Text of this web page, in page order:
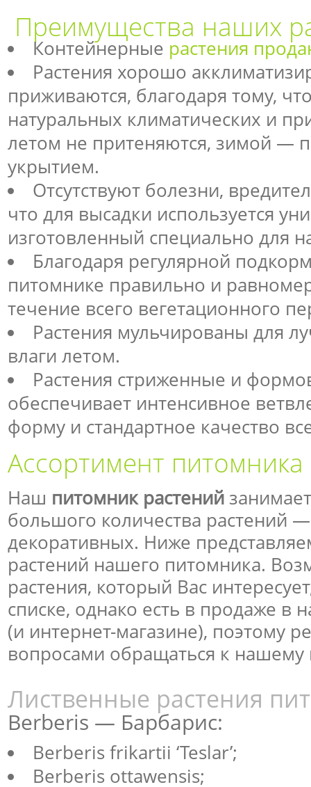
Преимущества наших
Контейнерные растения
Растения хорошо
приживаются, благодаря тому,
натуральных климатических и
летом не притеняются, зимой —
укрытием.
Отсутствуют болезни,
что для высадки используется
изготовленный специально для
Благодаря регулярной
питомнике правильно и
течение всего вегетационного
Растения мульчированы для
влаги летом.
Растения стриженные и
обеспечивает интенсивное
форму и стандартное качество
Ассортимент питомника
Наш питомник растений
большого количества растений
декоративных. Ниже
растений нашего питомника.
растения, который Вас
списке, однако есть в продаже в
(и интернет-магазине), поэтому
вопросами обращаться к
Лиственные растения
Berberis — Барбарис:
Berberis frikartii ‘Teslar’;
Berberis ottawensis;